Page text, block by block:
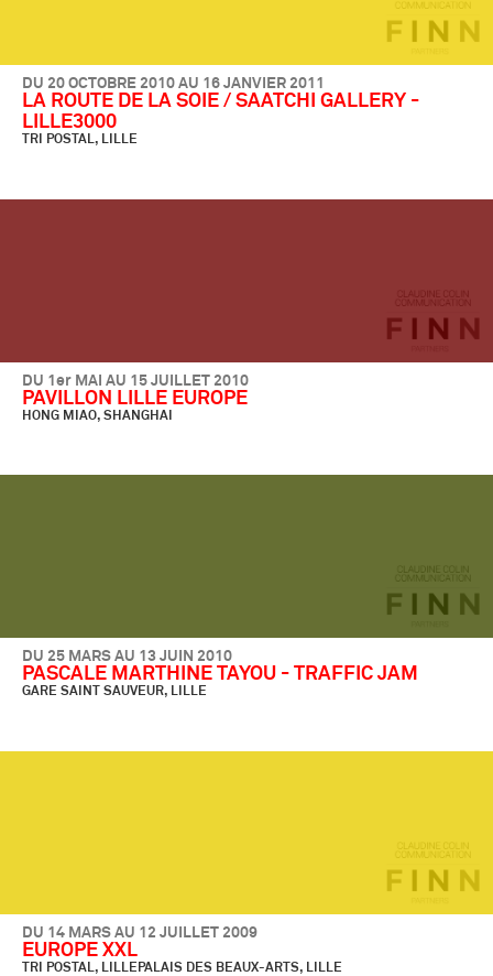
DU 20 OCTOBRE 2010 AU 16 JANVIER 2011
LA ROUTE DE LA SOIE / SAATCHI GALLERY -
LILLE3000
TRI POSTAL, LILLE
DU 1er MAI AU 15 JUILLET 2010
PAVILLON LILLE EUROPE
HONG MIAO, SHANGHAI
DU 25 MARS AU 13 JUIN 2010
PASCALE MARTHINE TAYOU - TRAFFIC JAM
GARE SAINT SAUVEUR, LILLE
DU 14 MARS AU 12 JUILLET 2009
EUROPE XXL
TRI POSTAL, LILLEPALAIS DES BEAUX-ARTS, LILLE